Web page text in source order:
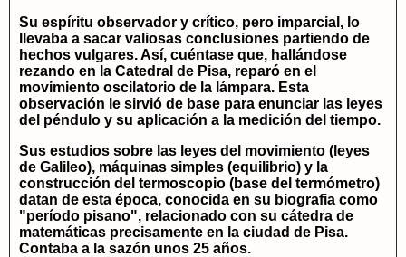
Su espíritu observador y crítico, pero imparcial, lo
llevaba a sacar valiosas conclusiones partiendo de
hechos vulgares. Así, cuéntase que, hallándose
rezando en la Catedral de Pisa, reparó en el
movimiento oscilatorio de la lámpara. Esta
observación le sirvió de base para enunciar las leyes
del péndulo y su aplicación a la medición del tiempo.
Sus estudios sobre las leyes del movimiento (leyes
de Galileo), máquinas simples (equilibrio) y la
construcción del termoscopio (base del termómetro)
datan de esta época, conocida en su biografia como
"período pisano", relacionado con su cátedra de
matemáticas precisamente en la ciudad de Pisa.
Contaba a la sazón unos 25 años.